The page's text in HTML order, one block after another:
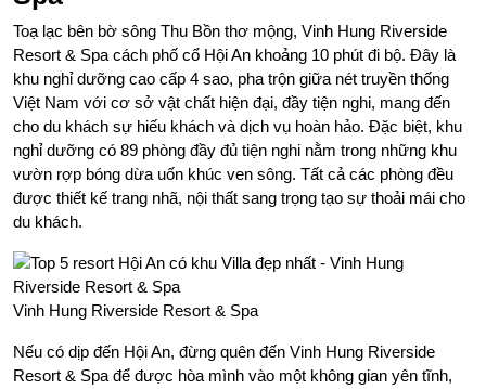
Toạ lạc bên bờ sông Thu Bồn thơ mộng, Vinh Hung Riverside
Resort & Spa cách phố cổ Hội An khoảng 10 phút đi bộ. Đây là
khu nghỉ dưỡng cao cấp 4 sao, pha trộn giữa nét truyền thống
Việt Nam với cơ sở vật chất hiện đại, đầy tiện nghi, mang đến
cho du khách sự hiếu khách và dịch vụ hoàn hảo. Đặc biệt, khu
nghỉ dưỡng có 89 phòng đầy đủ tiện nghi nằm trong những khu
vườn rợp bóng dừa uốn khúc ven sông. Tất cả các phòng đều
được thiết kế trang nhã, nội thất sang trọng tạo sự thoải mái cho
du khách.
Vinh Hung Riverside Resort & Spa
Nếu có dịp đến Hội An, đừng quên đến Vinh Hung Riverside
Resort & Spa để được hòa mình vào một không gian yên tĩnh,